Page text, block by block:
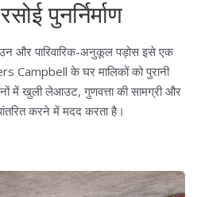
पुनर्निर्माण
और पारिवारिक-अनुकूल पड़ोस इसे एक
Campbell के घर मालिकों को पुरानी
में खुली लेआउट, गुणवत्ता की सामग्री और
करने में मदद करता है।